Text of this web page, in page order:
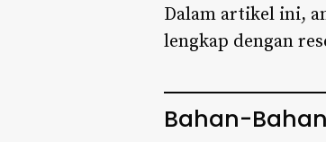
Dalam artikel ini,
lengkap dengan
Bahan-